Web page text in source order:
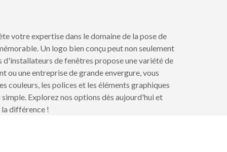
votre expertise dans le domaine de la pose de
Un logo bien conçu peut non seulement
de fenêtres propose une variété de
ou une entreprise de grande envergure, vous
couleurs, les polices et les éléments graphiques
Explorez nos options dès aujourd'hui et
différence !